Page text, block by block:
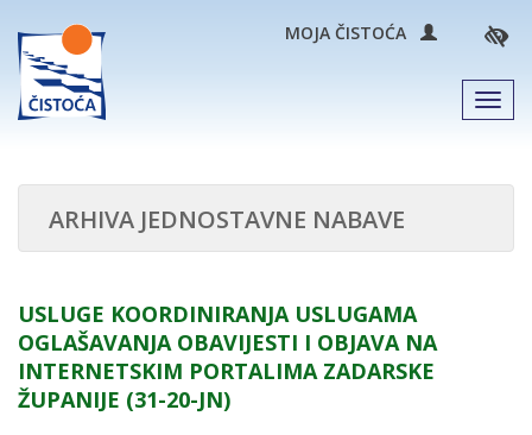
MOJA ČISTOĆA
ARHIVA JEDNOSTAVNE NABAVE
USLUGE KOORDINIRANJA USLUGAMA
OGLAŠAVANJA OBAVIJESTI I OBJAVA NA
INTERNETSKIM PORTALIMA ZADARSKE
ŽUPANIJE (31-20-JN)